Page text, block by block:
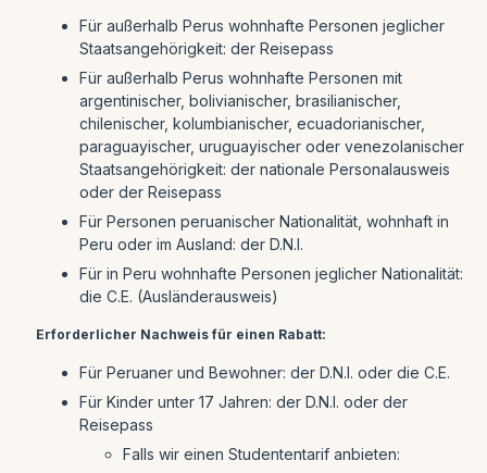
Für außerhalb Perus wohnhafte Personen jeglicher
Staatsangehörigkeit: der Reisepass
Für außerhalb Perus wohnhafte Personen mit
argentinischer, bolivianischer, brasilianischer,
chilenischer, kolumbianischer, ecuadorianischer,
paraguayischer, uruguayischer oder venezolanischer
Staatsangehörigkeit: der nationale Personalausweis
oder der Reisepass
Für Personen peruanischer Nationalität, wohnhaft in
Peru oder im Ausland: der D.N.I.
Für in Peru wohnhafte Personen jeglicher Nationalität:
die C.E. (Ausländerausweis)
Erforderlicher Nachweis für einen Rabatt:
Für Peruaner und Bewohner: der D.N.I. oder die C.E.
Für Kinder unter 17 Jahren: der D.N.I. oder der
Reisepass
Falls wir einen Studententarif anbieten: